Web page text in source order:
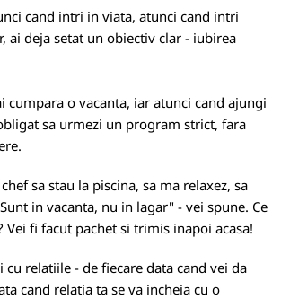
cand intri in viata, atunci cand intri
ai deja setat un obiectiv clar - iubirea
cumpara o vacanta, iar atunci cand ajungi
sa urmezi un program strict, fara
sa stau la piscina, sa ma relaxez, sa
in vacanta, nu in lagar" - vei spune. Ce
Vei fi facut pachet si trimis inapoi acasa!
cu relatiile - de fiecare data cand vei da
cand relatia ta se va incheia cu o